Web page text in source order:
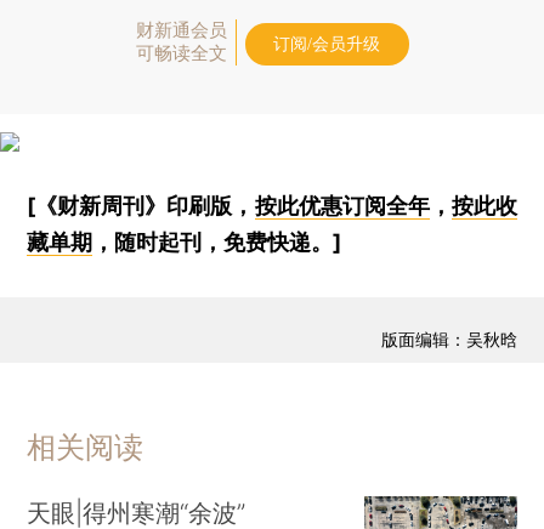
财新通会员
可畅读全文
订阅/会员升级
[《财新周刊》印刷版， 按此优惠订阅全年， 按此收
藏单期 ，随时起刊，免费快递。]
版面编辑：吴秋晗
相关阅读
天眼|得州寒潮“余波”